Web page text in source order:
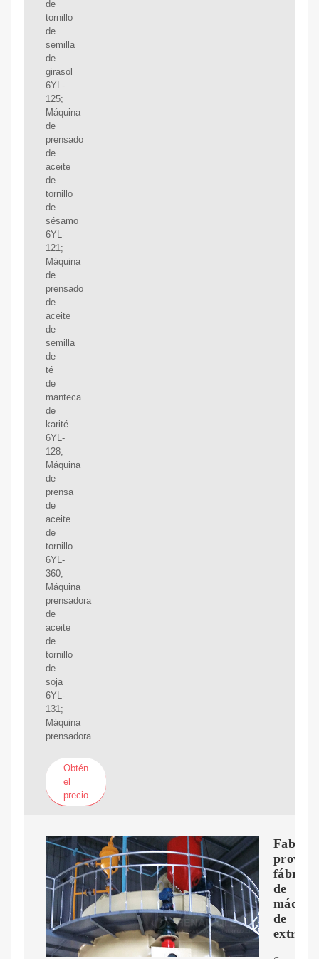
de
tornillo
de
semilla
de
girasol
6YL-
125;
Máquina
de
prensado
de
aceite
de
tornillo
de
sésamo
6YL-
121;
Máquina
de
prensado
de
aceite
de
semilla
de
té
de
manteca
de
karité
6YL-
128;
Máquina
de
prensa
de
aceite
de
tornillo
6YL-
360;
Máquina
prensadora
de
aceite
de
tornillo
de
soja
6YL-
131;
Máquina
prensadora
Obtén
el
precio
fábrica
de
de